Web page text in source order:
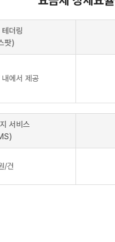
더링
팟)
에서 제공
서비스
/건